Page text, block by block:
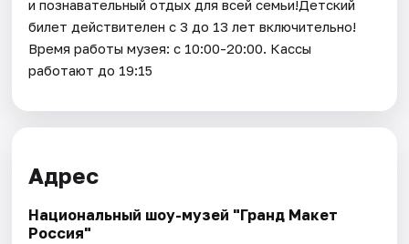
и познавательный отдых для всей семьи!Детский
билет действителен с 3 до 13 лет включительно!
Время работы музея: с 10:00-20:00. Кассы
работают до 19:15
Адрес
Национальный шоу-музей "Гранд Макет
Россия"